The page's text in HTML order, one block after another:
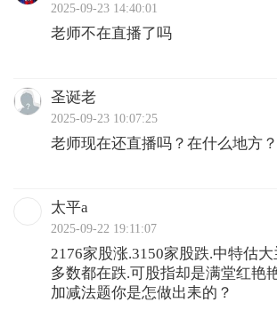
2025-09-23 14:40:01
老师不在直播了吗
圣诞老
2025-09-23 10:07:25
老师现在还直播吗？在什么地方？
太平a
2025-09-22 19:11:07
2176家股涨.3150家股跌.中特估
多数都在跌.可股指却是满堂红艳
加减法题你是怎做出耒的？